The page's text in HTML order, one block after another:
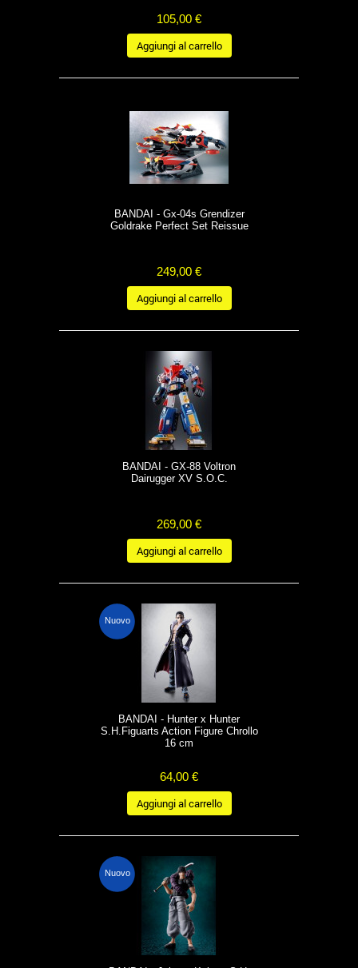
105,00 €
Aggiungi al carrello
BANDAI - Gx-04s Grendizer
Goldrake Perfect Set Reissue
249,00 €
Aggiungi al carrello
BANDAI - GX-88 Voltron
Dairugger XV S.O.C.
269,00 €
Aggiungi al carrello
Nuovo
BANDAI - Hunter x Hunter
S.H.Figuarts Action Figure Chrollo
16 cm
64,00 €
Aggiungi al carrello
Nuovo